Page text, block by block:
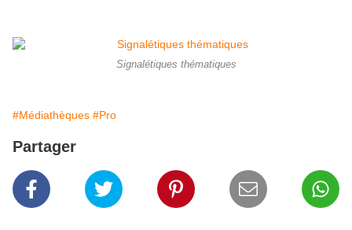
Signalétiques thématiques
#Médiathèques #Pro
Partager